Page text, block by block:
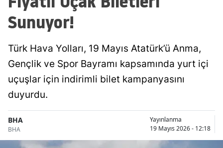
Sunuyor!
Türk Hava Yolları, 19 Mayıs Atatürk’ü Anma,
Gençlik ve Spor Bayramı kapsamında yurt içi
uçuşlar için indirimli bilet kampanyasını
duyurdu.
BHA
BHA
Yayınlanma
19 Mayıs 2026 - 12:18